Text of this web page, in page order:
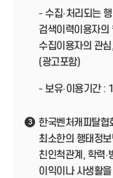
- 수집·처리되는
검색이력이용자
수집이용자의 관
(광고포함)
- 보유·이용기간 :
3
한국벤처캐피탈협
최소한의 행태정
친인척관계, 학력·
이익이나 사생활